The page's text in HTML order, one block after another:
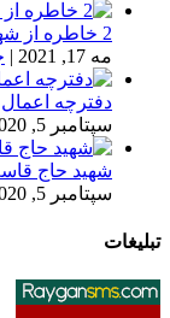
2 خاطره از شهید مهدی زین الدین
مه 17, 2021
|
دفترچه اعمال
سپتامبر 5, 2020
شهید حاج
سپتامبر 5, 2020
تبلیغات